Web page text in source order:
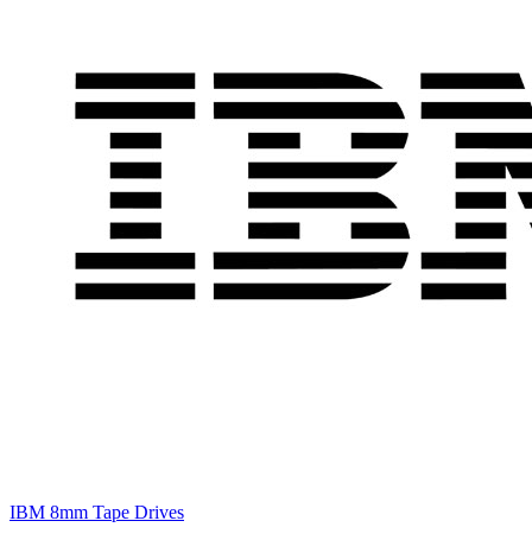
IBM 8mm Tape Drives